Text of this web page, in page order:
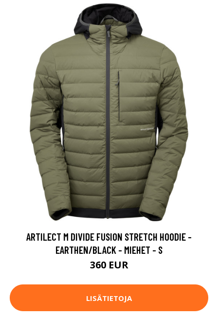
ARTILECT M DIVIDE FUSION STRETCH HOODIE -
EARTHEN/BLACK - MIEHET - S
360 EUR
LISÄTIETOJA